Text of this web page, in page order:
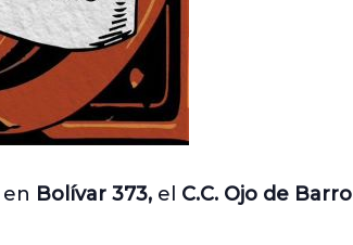
Bolívar 373, el C.C. Ojo de Barro